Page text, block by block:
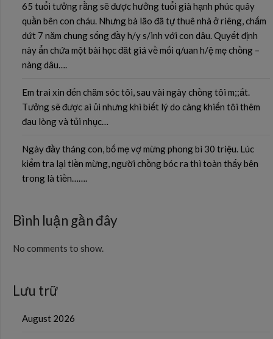
65 tuổi tưởng rằng sẽ được hưởng tuổi già hạnh phúc quây
quần bên con cháu. Nhưng bà lão đã tự thuê nhà ở riêng, chấm
dứt 7 năm chung sống đầy h/y s/inh với con dâu. Quyết định
này ẩn chứa một bài học đăt giá về mối q/uan h/ệ mẹ chồng –
nàng dâu….
Em trai xin đến chăm sóc tôi, sau vài ngày chồng tôi m;;ất.
Tưởng sẽ được ai ủi nhưng khi biết lý do càng khiến tôi thêm
đau lòng và tủi nhục…
Ngày đầy tháng con, bố mẹ vợ mừng phong bì 30 triệu. Lúc
kiểm tra lại tiền mừng, người chồng bóc ra thì toàn thấy bên
trong là tiền…….
Bình luận gần đây
No comments to show.
Lưu trữ
August 2026